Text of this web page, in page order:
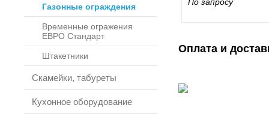
Газонные ограждения
Временные огражения
ЕВРО Стандарт
Штакетники
Скамейки, табуреты
Кухонное оборудование
Оплата и